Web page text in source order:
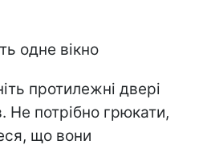
одне вікно
протилежні двері
Не потрібно грюкати,
що вони